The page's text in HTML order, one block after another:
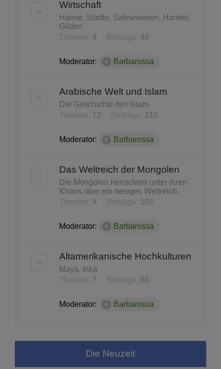
Wirtschaft
Hanse, Städte, Salinewesen, Handel,
Gilden
Themen: 4 Beiträge: 48
Moderator: Barbarossa
Arabische Welt und Islam
Die Geschichte des Islam
Themen:
13 Beiträge: 215
Moderator: Barbarossa
Das Weltreich der Mongolen
Die Mongolen herrschten unter ihren
Khans über ein riesiges Weltreich.
Themen: 4 Beiträge: 106
Moderator: Barbarossa
Altamerikanische Hochkulturen
Maya, Inka
Themen: 7 Beiträge: 86
Moderator: Barbarossa
Die Neuzeit